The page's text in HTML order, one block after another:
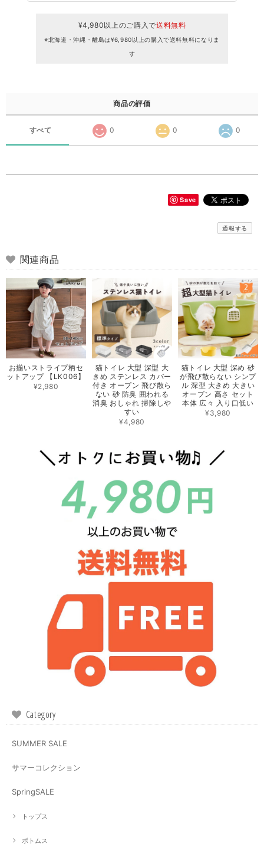
¥4,980以上のご購入で送料無料
※北海道・沖縄・離島は¥6,980以上の購入で送料無料になりま
す
商品の評価
すべて 0 0 0
Save
通報する
関連商品
お揃いストライプ柄セ
ットアップ 【LK006】
¥2,980
猫トイレ 大型 深型 大
きめ ステンレス カバー
付き オープン 飛び散ら
ない 砂 防臭 囲われる
消臭 おしゃれ 掃除しや
すい
¥4,980
猫トイレ 大型 深め 砂
が飛び散らない シンプ
ル 深型 大きめ 大きい
オープン 高さ セット
本体 広々 入り口低い
¥3,980
Category
SUMMER SALE
サマーコレクション
SpringSALE
トップス
ボトムス